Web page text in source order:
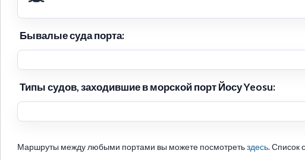
Бывалые суда порта:
Типы судов, заходившие в морской порт Йосу Yeosu:
Маршруты между любыми портами вы можете посмотретьздесь. Список